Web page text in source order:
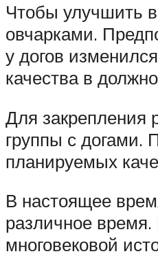
Чтобы улучшить
овчарками.
у догов
качества в
Для закрепления
группы с догами.
планируемых
В настоящее
различное
многовековой